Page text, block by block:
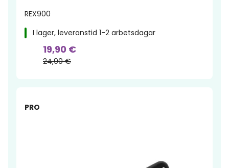
REX900
I lager, leveranstid 1-2 arbetsdagar
19,90 €
24,90 €
PRO